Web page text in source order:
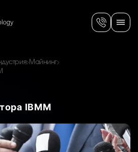
Майнинг
IBMM